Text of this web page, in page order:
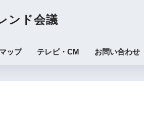
ンド会議
ップ テレビ・CM お問い合わせ